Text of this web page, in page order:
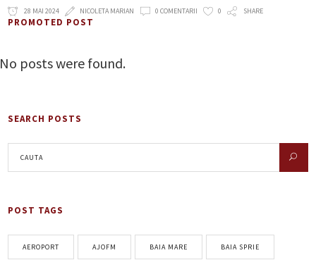
28 MAI 2024 NICOLETA MARIAN 0 COMENTARII 0 SHARE
PROMOTED POST
No posts were found.
SEARCH POSTS
POST TAGS
AEROPORT AJOFM BAIA MARE BAIA SPRIE